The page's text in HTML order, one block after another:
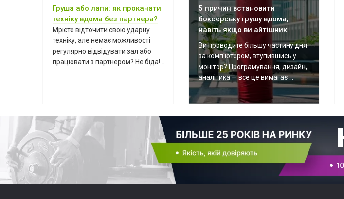
Груша або лапи: як прокачати
техніку вдома без партнера?
Мрієте відточити свою ударну
техніку, але немає можливості
регулярно відвідувати зал або
працювати з партнером? Не біда!...
5 причин встановити
боксерську грушу вдома,
навіть якщо ви айтішник
Ви проводите більшу частину дня
за комп'ютером, втупившись у
монітор? Програмування, дизайн,
аналітика — все це вимагає ...